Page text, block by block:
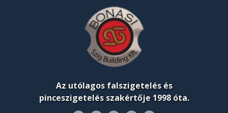
Az utólagos falszigetelés és
pinceszigetelés szakértője 1998 óta.